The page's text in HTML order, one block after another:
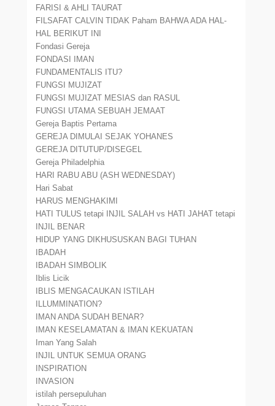
FARISI & AHLI TAURAT
FILSAFAT CALVIN TIDAK Paham BAHWA ADA HAL-
HAL BERIKUT INI
Fondasi Gereja
FONDASI IMAN
FUNDAMENTALIS ITU?
FUNGSI MUJIZAT
FUNGSI MUJIZAT MESIAS dan RASUL
FUNGSI UTAMA SEBUAH JEMAAT
Gereja Baptis Pertama
GEREJA DIMULAI SEJAK YOHANES
GEREJA DITUTUP/DISEGEL
Gereja Philadelphia
HARI RABU ABU (ASH WEDNESDAY)
Hari Sabat
HARUS MENGHAKIMI
HATI TULUS tetapi INJIL SALAH vs HATI JAHAT tetapi
INJIL BENAR
HIDUP YANG DIKHUSUSKAN BAGI TUHAN
IBADAH
IBADAH SIMBOLIK
Iblis Licik
IBLIS MENGACAUKAN ISTILAH
ILLUMMINATION?
IMAN ANDA SUDAH BENAR?
IMAN KESELAMATAN & IMAN KEKUATAN
Iman Yang Salah
INJIL UNTUK SEMUA ORANG
INSPIRATION
INVASION
istilah persepuluhan